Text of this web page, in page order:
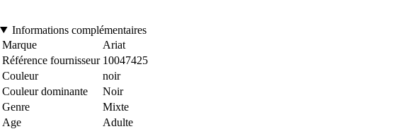
Informations complémentaires
Marque
Ariat
Référence fournisseur 10047425
Couleur
noir
Couleur dominante
Noir
Genre
Mixte
Age
Adulte